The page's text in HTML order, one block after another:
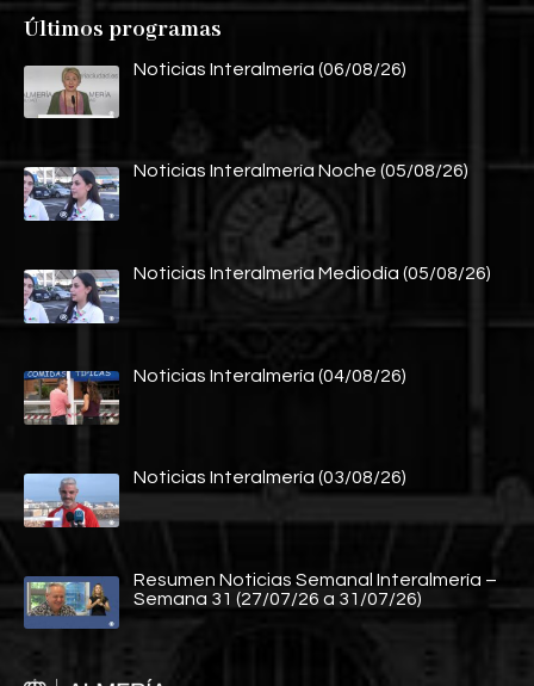
Últimos programas
Noticias Interalmería (06/08/26)
Noticias Interalmería Noche (05/08/26)
Noticias Interalmería Mediodía (05/08/26)
Noticias Interalmería (04/08/26)
Noticias Interalmería (03/08/26)
Resumen Noticias Semanal Interalmería –
Semana 31 (27/07/26 a 31/07/26)